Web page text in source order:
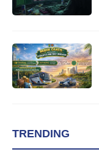
TRENDING